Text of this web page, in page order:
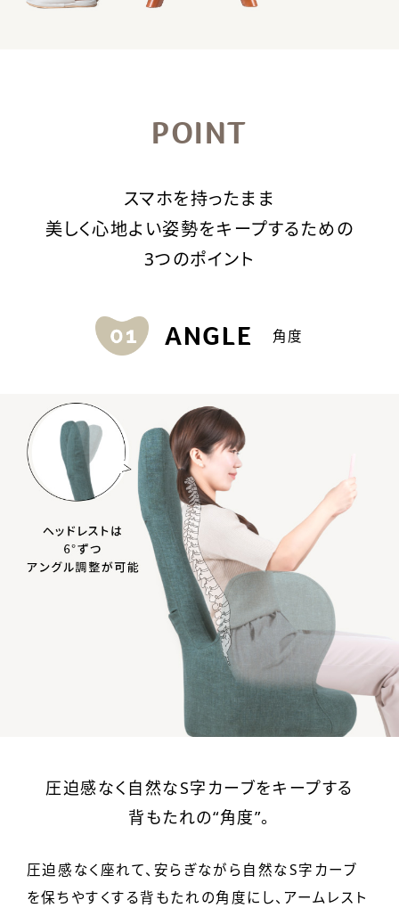
POINT
スマホを持ったまま
美しく心地よい姿勢をキープするための
3つのポイント
ANGLE 角度
圧迫感なく自然なS字カーブをキープする
背もたれの“角度”。
圧迫感なく座れて、安らぎながら自然なS字カーブ
を保ちやすくする背もたれの角度にし、アームレスト